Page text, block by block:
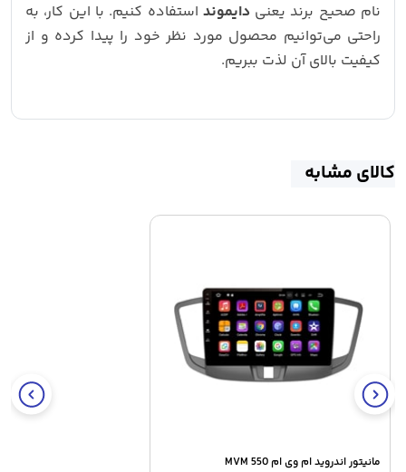
نام صحیح برند یعنی دایموند استفاده کنیم. با این کار، به
راحتی می‌توانیم محصول مورد نظر خود را پیدا کرده و از
کیفیت بالای آن لذت ببریم.
کالای مشابه
مانیتور اندروید ام وی ام MVM 550